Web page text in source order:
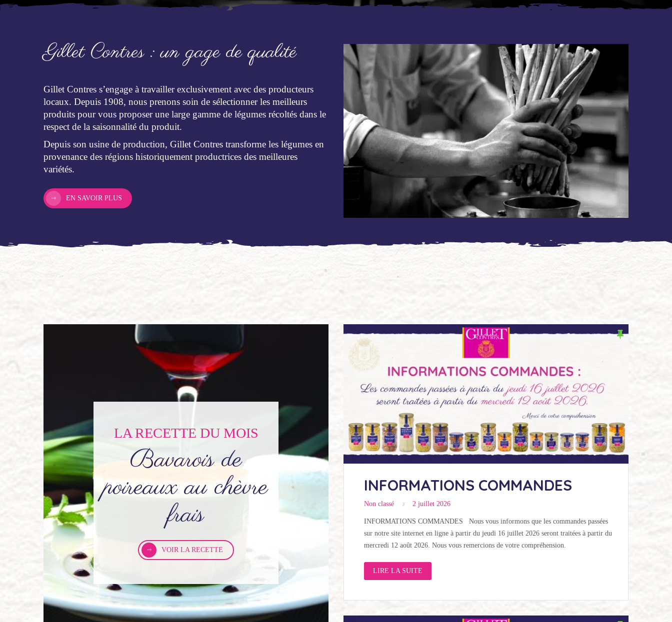
Gillet Contres : un gage de qualité
Gillet Contres s’engage à travailler exclusivement avec des producteurs
locaux. Depuis 1908, nous prenons soin de sélectionner les meilleurs
produits pour vous proposer une large gamme de légumes récoltés dans le
respect de la saisonnalité du produit.
Depuis son usine de production, Gillet Contres transforme les légumes en
provenance des régions historiquement productrices des meilleures
variétés.
EN SAVOIR PLUS
LA RECETTE DU MOIS
Bavarois de
poireaux au chèvre
frais
VOIR LA RECETTE
INFORMATIONS COMMANDES
Non classé 2 juillet 2026
INFORMATIONS COMMANDES Nous vous informons que les commandes passées
sur notre site internet en ligne à partir du jeudi 16 juillet 2026 seront traitées à partir du
mercredi 12 août 2026. Nous vous remercions de votre compréhension.
LIRE LA SUITE